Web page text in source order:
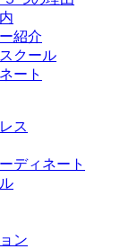
紹介
クール
ート
ス
ディネート
ン